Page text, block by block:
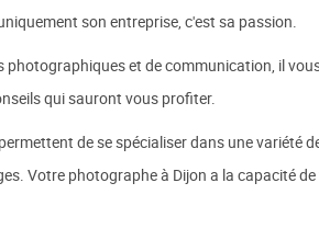
son entreprise, c'est sa passion.
photographiques et de communication, il
qui sauront vous profiter.
de se spécialiser dans une variété
Votre photographe à Dijon a la capacité